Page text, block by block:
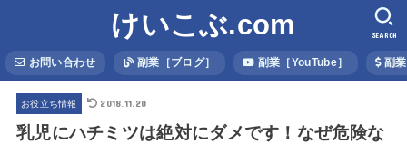
けいこぶ.com
お問い合わせ 副業［ブログ］ 副業［YouTube］ 副業
SEARCH
お役立ち情報 2018.11.20
乳児にハチミツは絶対にダメです！なぜ危険な